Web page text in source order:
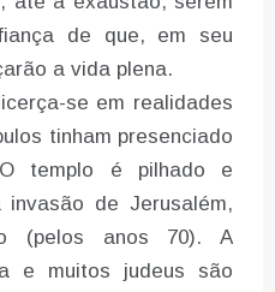
de que, em seu
a vida plena.
se em realidades
tinham presenciado
templo é pilhado e
invasão de Jerusalém,
(pelos anos 70). A
e muitos judeus são